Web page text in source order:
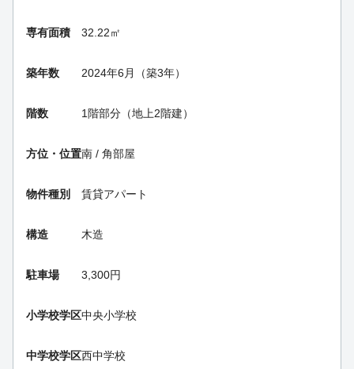
専有面積 32.22㎡
築年数 2024年6月（築3年）
階数 1階部分（地上2階建）
方位・位置南 / 角部屋
物件種別 賃貸アパート
構造 木造
駐車場 3,300円
小学校学区中央小学校
中学校学区西中学校